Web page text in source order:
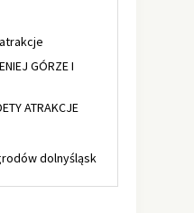
GÓRZE I
ATRAKCJE
dolnyśląsk